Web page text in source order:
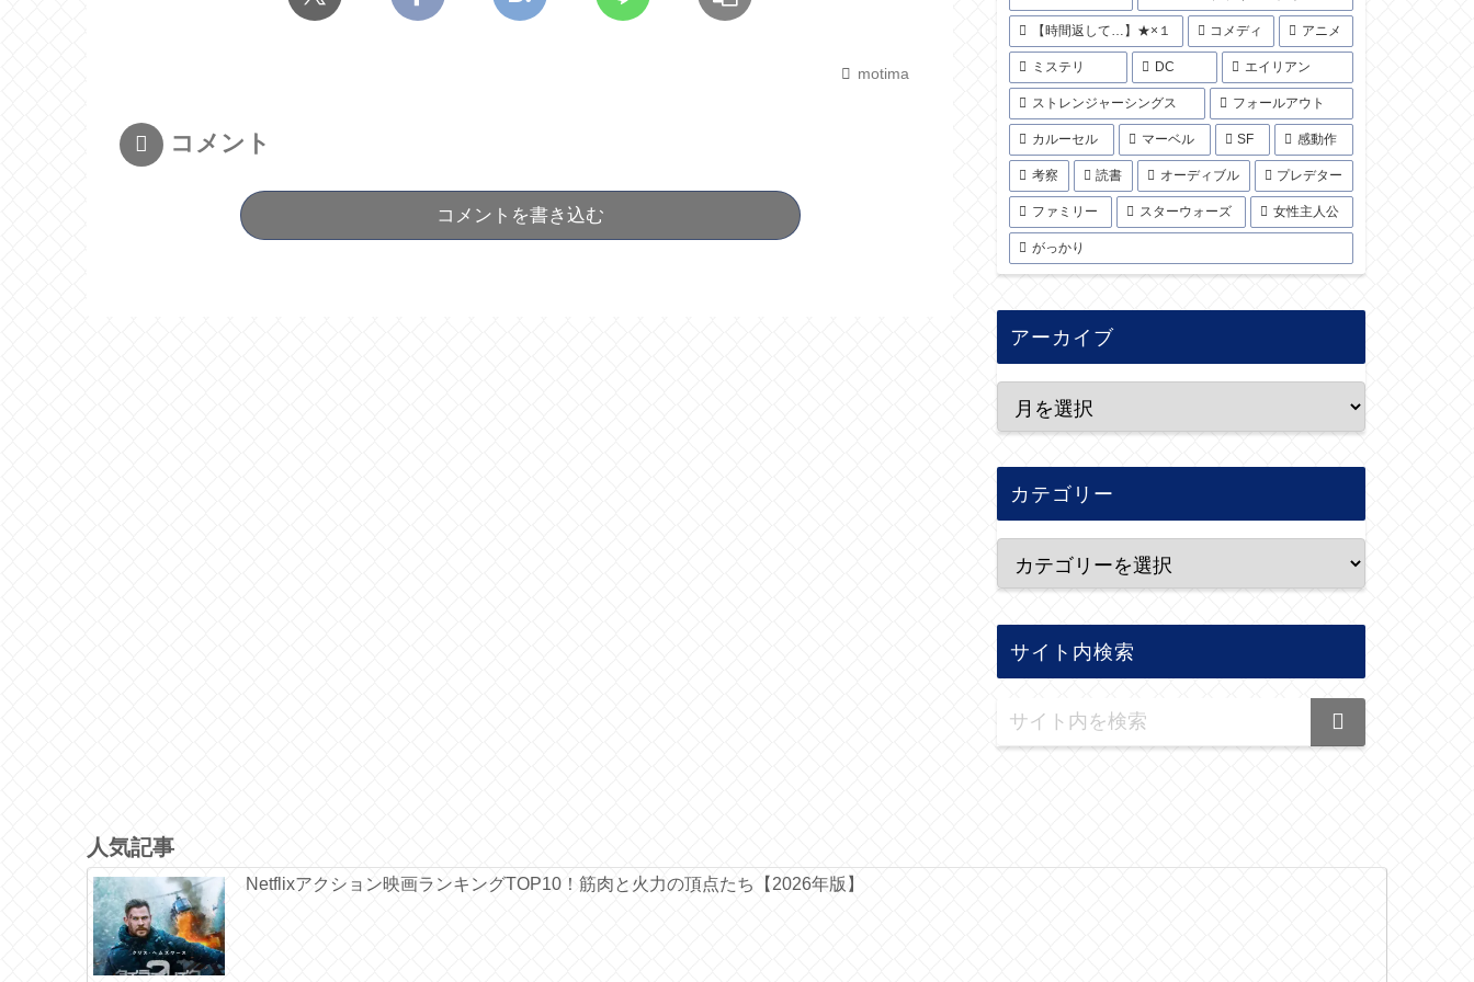
motima
コメント
コメントを書き込む
【時間返して…】★×１ コメディ アニメ
ミステリ DC エイリアン
ストレンジャーシングス フォールアウト
カルーセル マーベル SF 感動作
考察 読書 オーディブル プレデター
ファミリー スターウォーズ 女性主人公
がっかり
アーカイブ
カテゴリー
サイト内検索
人気記事
Netflixアクション映画ランキングTOP10！筋肉と火力の頂点たち【2026年版】